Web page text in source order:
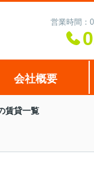
営業時間：
会社概要
賃貸一覧